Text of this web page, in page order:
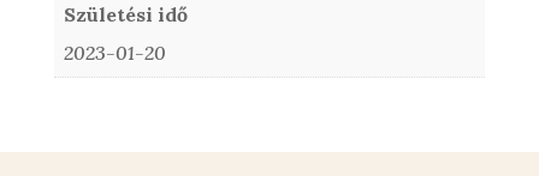
Születési idő
2023-01-20